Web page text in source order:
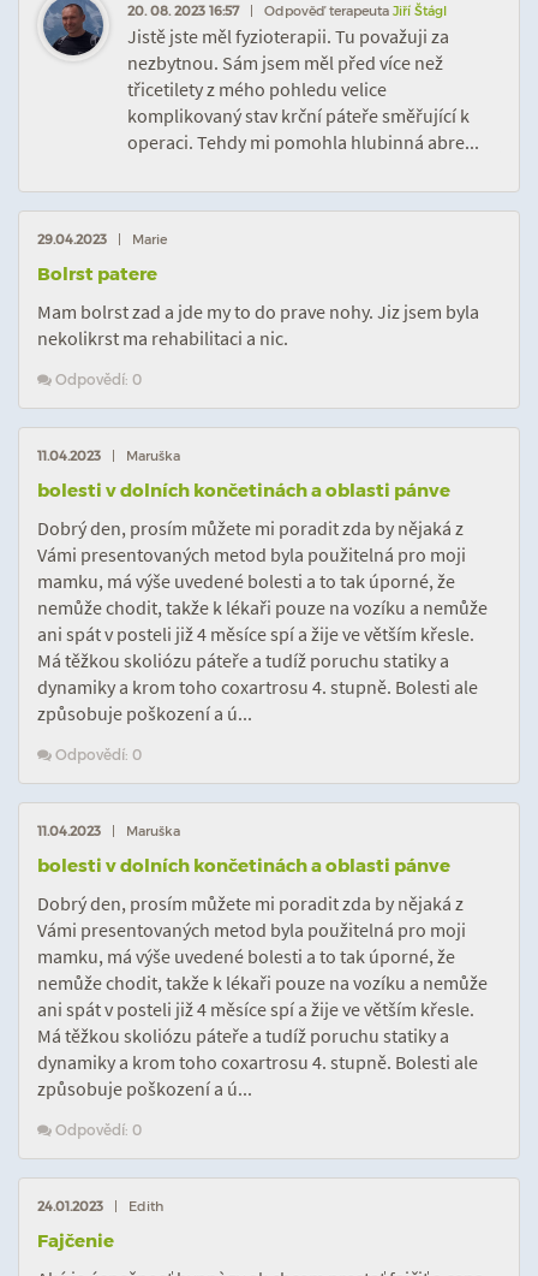
20. 08. 2023 16:57| Odpověď terapeuta Jiří Štágl
Jistě jste měl fyzioterapii. Tu považuji za
nezbytnou. Sám jsem měl před více než
třicetilety z mého pohledu velice
komplikovaný stav krční páteře směřující k
operaci. Tehdy mi pomohla hlubinná abre...
29.04.2023 | Marie
Bolrst patere
Mam bolrst zad a jde my to do prave nohy. Jiz jsem byla
nekolikrst ma rehabilitaci a nic.
Odpovědí: 0
11.04.2023 | Maruška
bolesti v dolních končetinách a oblasti pánve
Dobrý den, prosím můžete mi poradit zda by nějaká z
Vámi presentovaných metod byla použitelná pro moji
mamku, má výše uvedené bolesti a to tak úporné, že
nemůže chodit, takže k lékaři pouze na vozíku a nemůže
ani spát v posteli již 4 měsíce spí a žije ve větším křesle.
Má těžkou skoliózu páteře a tudíž poruchu statiky a
dynamiky a krom toho coxartrosu 4. stupně. Bolesti ale
způsobuje poškození a ú...
Odpovědí: 0
11.04.2023 | Maruška
bolesti v dolních končetinách a oblasti pánve
Dobrý den, prosím můžete mi poradit zda by nějaká z
Vámi presentovaných metod byla použitelná pro moji
mamku, má výše uvedené bolesti a to tak úporné, že
nemůže chodit, takže k lékaři pouze na vozíku a nemůže
ani spát v posteli již 4 měsíce spí a žije ve větším křesle.
Má těžkou skoliózu páteře a tudíž poruchu statiky a
dynamiky a krom toho coxartrosu 4. stupně. Bolesti ale
způsobuje poškození a ú...
Odpovědí: 0
24.01.2023 | Edith
Fajčenie